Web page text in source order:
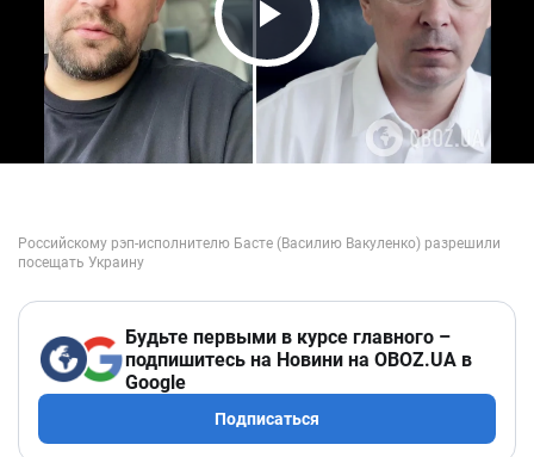
Play Video
Будьте первыми в курсе главного –
подпишитесь на Новини на OBOZ.UA в
Google
Подписаться